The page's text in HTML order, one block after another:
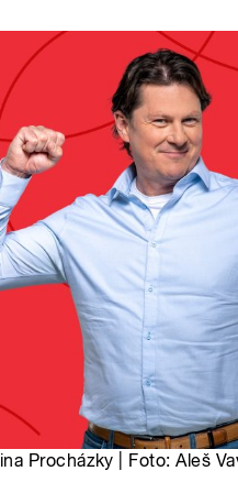
Procházky | Foto: Aleš